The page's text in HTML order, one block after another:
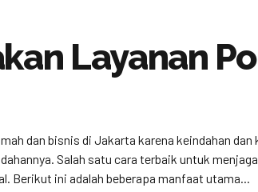
Layanan
dan bisnis di Jakarta karena keindahan
Salah satu cara terbaik untuk
Berikut ini adalah beberapa manfaat utama...